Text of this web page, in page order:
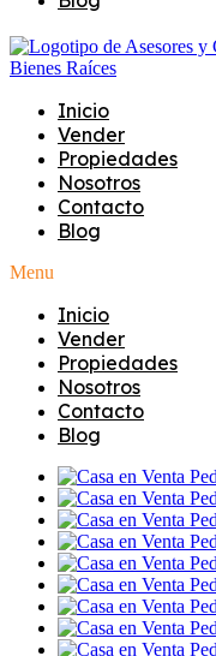
Inicio
Vender
Propiedades
Nosotros
Contacto
Blog
Menu
Inicio
Vender
Propiedades
Nosotros
Contacto
Blog